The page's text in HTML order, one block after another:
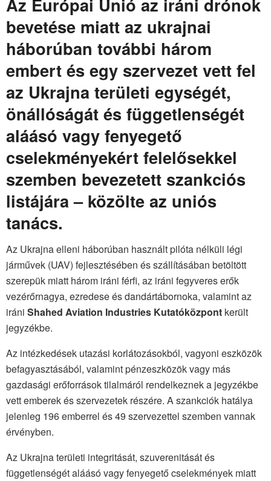
bevetése miatt az ukrajnai
háborúban további három
embert és egy szervezet vett fel
az Ukrajna területi egységét,
önállóságát és függetlenségét
aláásó vagy fenyegető
cselekményekért felelősekkel
szemben bevezetett szankciós
listájára – közölte az uniós
tanács.
Az Ukrajna elleni háborúban használt pilóta nélküli légi
járművek (UAV) fejlesztésében és szállításában betöltött
szerepük miatt három iráni férfi, az iráni fegyveres erők
vezérőrnagya, ezredese és dandártábornoka, valamint az
iráni Shahed Aviation Industries Kutatóközpont került
jegyzékbe.
Az intézkedések utazási korlátozásokból, vagyoni eszközök
befagyasztásából, valamint pénzeszközök vagy más
gazdasági erőforrások tilalmáról rendelkeznek a jegyzékbe
vett emberek és szervezetek részére. A szankciók hatálya
jelenleg 196 emberrel és 49 szervezettel szemben vannak
érvényben.
Az Ukrajna területi integritását, szuverenitását és
függetlenségét aláásó vagy fenyegető cselekmények miatt